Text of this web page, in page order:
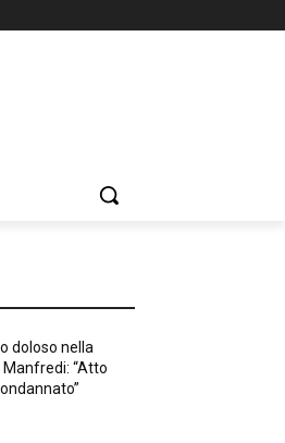
doloso nella
“Atto